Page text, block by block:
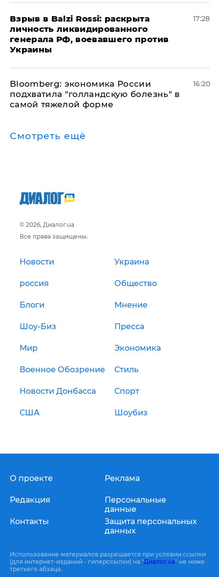
​Взрыв в Balzi Rossi: раскрыта
личность ликвидированного
генерала РФ, воевавшего против
Украины
17:28
Bloomberg: экономика России
подхватила "голландскую болезнь" в
самой тяжелой форме
16:20
Смотреть ещё
© 2026, Диалог.ua
Все права защищены.
Новости Украина
россия Общество
Блоги Мнение
Шоу-Биз Пресса
Мир Экономика
Военное Обозрение Стиль
Новости Донбасса Спорт
США Шоубиз
О проекте
Редакция
Контакты
Реклама
Персональные
данные
Защита персональных
данных
Использование материалов разрешается при условии ссылки
(для интернет-изданий - гиперссылки) на "Диалог.ua" не ниже
третьего абзаца.